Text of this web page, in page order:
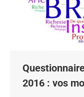
2016 : vos